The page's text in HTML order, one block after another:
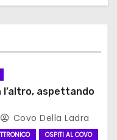
l’altro, aspettando
Covo Della Ladra
OSPITI AL COVO